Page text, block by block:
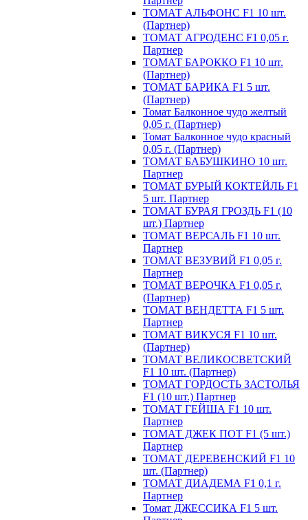
ТОМАТ АЛЬФОНС F1 10 шт.
(Партнер)
ТОМАТ АГРОДЕНС F1 0,05 г.
Партнер
ТОМАТ БАРОККО F1 10 шт.
(Партнер)
ТОМАТ БАРИКА F1 5 шт.
(Партнер)
Томат Балконное чудо желтый
0,05 г. (Партнер)
Томат Балконное чудо красный
0,05 г. (Партнер)
ТОМАТ БАБУШКИНО 10 шт.
Партнер
ТОМАТ БУРЫЙ КОКТЕЙЛЬ F1
5 шт. Партнер
ТОМАТ БУРАЯ ГРОЗДЬ F1 (10
шт.) Партнер
ТОМАТ ВЕРСАЛЬ F1 10 шт.
Партнер
ТОМАТ ВЕЗУВИЙ F1 0,05 г.
Партнер
ТОМАТ ВЕРОЧКА F1 0,05 г.
(Партнер)
ТОМАТ ВЕНДЕТТА F1 5 шт.
Партнер
ТОМАТ ВИКУСЯ F1 10 шт.
(Партнер)
ТОМАТ ВЕЛИКОСВЕТСКИЙ
F1 10 шт. (Партнер)
ТОМАТ ГОРДОСТЬ ЗАСТОЛЬЯ
F1 (10 шт.) Партнер
ТОМАТ ГЕЙША F1 10 шт.
Партнер
ТОМАТ ДЖЕК ПОТ F1 (5 шт.)
Партнер
ТОМАТ ДЕРЕВЕНСКИЙ F1 10
шт. (Партнер)
ТОМАТ ДИАДЕМА F1 0,1 г.
Партнер
Томат ДЖЕССИКА F1 5 шт.